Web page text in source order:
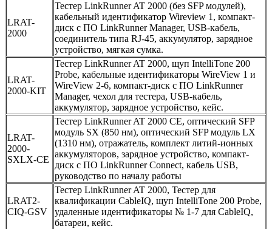
LRAT-
2000
Тестер LinkRunner AT 2000 (без SFP модулей),
кабельный идентификатор Wireview 1, компакт-
диск с ПО LinkRunner Manager, USB-кабель,
соединитель типа RJ-45, аккумулятор, зарядное
устройство, мягкая сумка.
LRAT-
2000-KIT
Тестер LinkRunner AT 2000, щуп IntelliTone 200
Probe, кабельные идентификаторы WireView 1 и
WireView 2-6, компакт-диск с ПО LinkRunner
Manager, чехол для тестера, USB-кабель,
аккумулятор, зарядное устройство, кейс.
LRAT-
2000-
SXLX-CE
Тестер LinkRunner AT 2000 CE, оптический SFP
модуль SX (850 нм), оптический SFP модуль LX
(1310 нм), отражатель, комплект литий-ионных
аккумуляторов, зарядное устройство, компакт-
диск с ПО LinkRunner Connect, кабель USB,
руководство по началу работы
LRAT2-
CIQ-GSV
Тестер LinkRunner AT 2000, Тестер для
квалификации CableIQ, щуп IntelliTone 200 Probe,
удаленные идентификаторы № 1-7 для CableIQ,
батареи, кейс.